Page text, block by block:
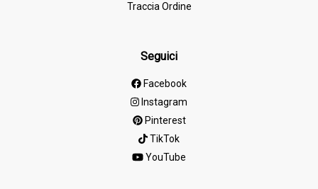
Traccia Ordine
Seguici
Facebook
Instagram
Pinterest
TikTok
YouTube